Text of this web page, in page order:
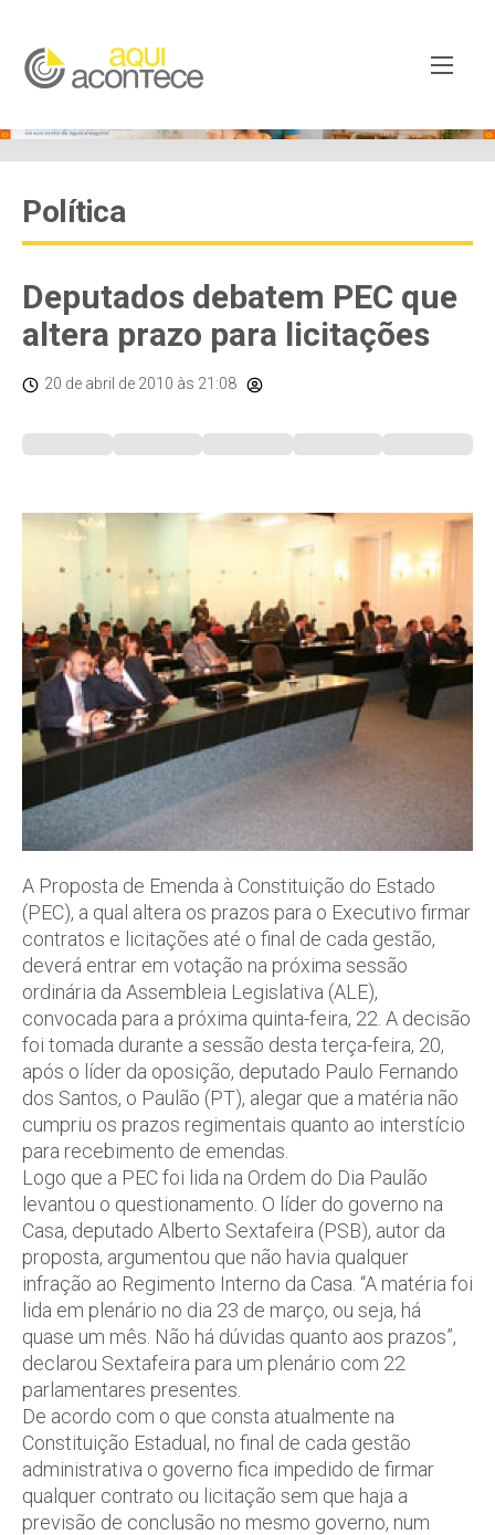
Política
Deputados debatem PEC que
altera prazo para licitações
20 de abril de 2010 às 21:08
A Proposta de Emenda à Constituição do Estado
(PEC), a qual altera os prazos para o Executivo firmar
contratos e licitações até o final de cada gestão,
deverá entrar em votação na próxima sessão
ordinária da Assembleia Legislativa (ALE),
convocada para a próxima quinta-feira, 22. A decisão
foi tomada durante a sessão desta terça-feira, 20,
após o líder da oposição, deputado Paulo Fernando
dos Santos, o Paulão (PT), alegar que a matéria não
cumpriu os prazos regimentais quanto ao interstício
para recebimento de emendas.
Logo que a PEC foi lida na Ordem do Dia Paulão
levantou o questionamento. O líder do governo na
Casa, deputado Alberto Sextafeira (PSB), autor da
proposta, argumentou que não havia qualquer
infração ao Regimento Interno da Casa. “A matéria foi
lida em plenário no dia 23 de março, ou seja, há
quase um mês. Não há dúvidas quanto aos prazos”,
declarou Sextafeira para um plenário com 22
parlamentares presentes.
De acordo com o que consta atualmente na
Constituição Estadual, no final de cada gestão
administrativa o governo fica impedido de firmar
qualquer contrato ou licitação sem que haja a
previsão de conclusão no mesmo governo, num